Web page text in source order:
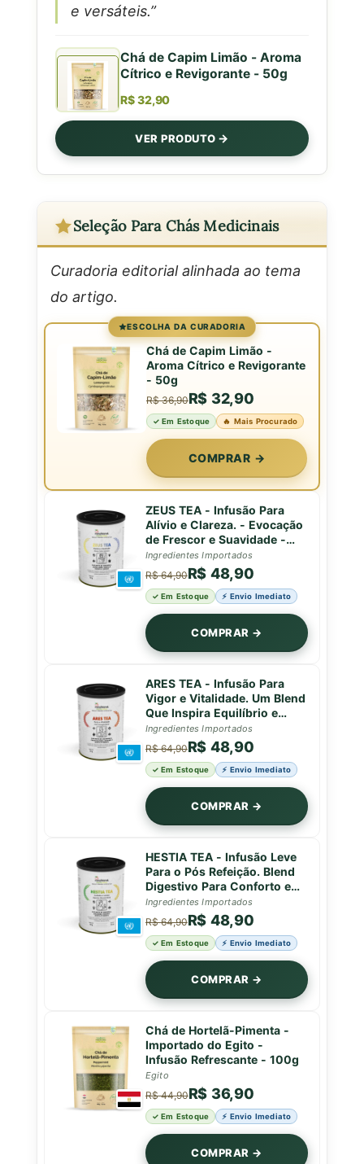
e versáteis.”
Chá de Capim Limão - Aroma
Cítrico e Revigorante - 50g
R$ 32,90
VER PRODUTO
Seleção Para Chás Medicinais
Curadoria editorial alinhada ao tema
do artigo.
ESCOLHA DA CURADORIA
Chá de Capim Limão -
Aroma Cítrico e Revigorante
- 50g
R$ 36,90R$ 32,90
✓ Em Estoque 🔥 Mais Procurado
COMPRAR →
ZEUS TEA - Infusão Para
Alívio e Clareza. - Evocação
de Frescor e Suavidade -
Lata Premium - 50g
Ingredientes Importados
R$ 64,90R$ 48,90
✓ Em Estoque ⚡ Envio Imediato
COMPRAR →
ARES TEA - Infusão Para
Vigor e Vitalidade. Um Blend
Que Inspira Equilíbrio e
Força em Cada Gole - Lata -
50g
Ingredientes Importados
R$ 64,90R$ 48,90
✓ Em Estoque ⚡ Envio Imediato
COMPRAR →
HESTIA TEA - Infusão Leve
Para o Pós Refeição. Blend
Digestivo Para Conforto e
Leveza - Lata - 50g
Ingredientes Importados
R$ 64,90R$ 48,90
✓ Em Estoque ⚡ Envio Imediato
COMPRAR →
Chá de Hortelã-Pimenta -
Importado do Egito -
Infusão Refrescante - 100g
Egito
R$ 44,90R$ 36,90
✓ Em Estoque ⚡ Envio Imediato
COMPRAR →